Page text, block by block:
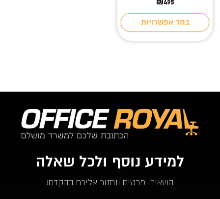
₪495
בחר אפשרויות
למידע נוסף ולכל שאלה
השאירו פרטים ונחזור אליכם בהקדם!